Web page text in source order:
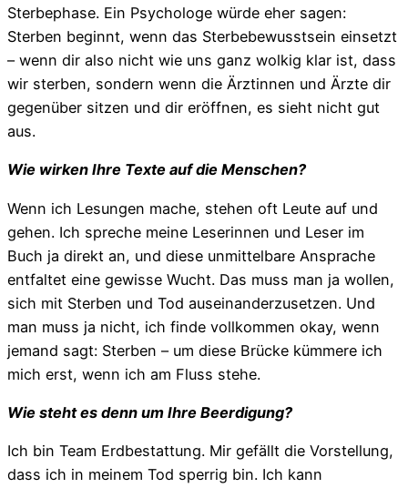
Sterbephase. Ein Psychologe würde eher sagen:
Sterben beginnt, wenn das Sterbebewusstsein einsetzt
– wenn dir also nicht wie uns ganz wolkig klar ist, dass
wir sterben, sondern wenn die Ärztinnen und Ärzte dir
gegenüber sitzen und dir eröffnen, es sieht nicht gut
aus.
Wie wirken Ihre Texte auf die Menschen?
Wenn ich Lesungen mache, stehen oft Leute auf und
gehen. Ich spreche meine Leserinnen und Leser im
Buch ja direkt an, und diese unmittelbare Ansprache
entfaltet eine gewisse Wucht. Das muss man ja wollen,
sich mit Sterben und Tod auseinanderzusetzen. Und
man muss ja nicht, ich finde vollkommen okay, wenn
jemand sagt: Sterben – um diese Brücke kümmere ich
mich erst, wenn ich am Fluss stehe.
Wie steht es denn um Ihre Beerdigung?
Ich bin Team Erdbestattung. Mir gefällt die Vorstellung,
dass ich in meinem Tod sperrig bin. Ich kann